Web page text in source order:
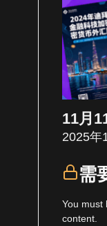
11月
2025年
需
You must
content.